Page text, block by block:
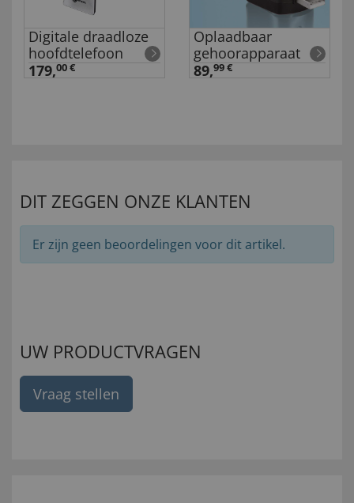
Digitale draadloze
hoofdtelefoon
179,00 €
Oplaadbaar
gehoorapparaat
89,99 €
DIT ZEGGEN ONZE KLANTEN
Er zijn geen beoordelingen voor dit artikel.
UW PRODUCTVRAGEN
Vraag stellen